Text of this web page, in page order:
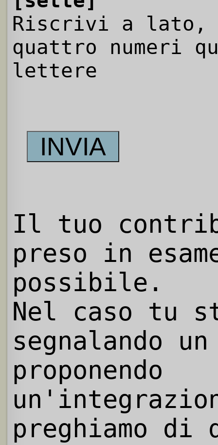
Riscrivi a
quattro numeri
lettere
Il tuo
preso in
possibile.
Nel caso tu
segnalando
proponendo
preghiamo